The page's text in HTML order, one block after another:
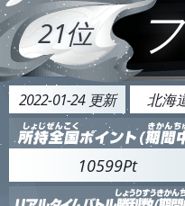
21位
2022-01-24 更新 北海
10599Pt